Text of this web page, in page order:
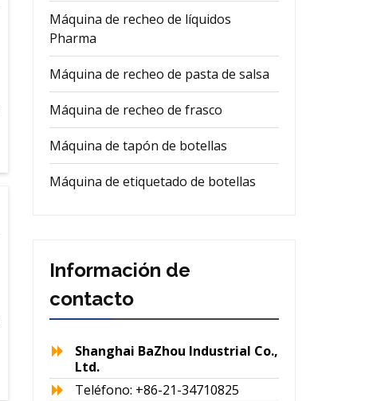
Máquina de recheo de líquidos
Pharma
Máquina de recheo de pasta de salsa
Máquina de recheo de frasco
Máquina de tapón de botellas
Máquina de etiquetado de botellas
Información de
contacto
Shanghai BaZhou Industrial Co.,
Ltd.
Teléfono: +86-21-34710825